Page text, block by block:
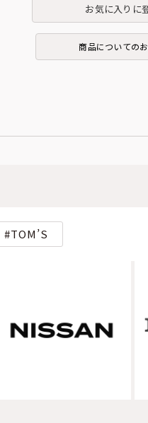
お気に入りに
商品についての
TOM’S